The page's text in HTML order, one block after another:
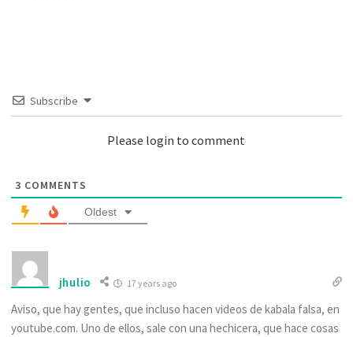
Subscribe
Please login to comment
3 COMMENTS
Oldest
jhulio 17 years ago
Aviso, que hay gentes, que incluso hacen videos de kabala falsa, en
youtube.com. Uno de ellos, sale con una hechicera, que hace cosas